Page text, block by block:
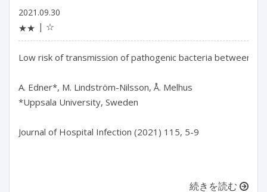
2021.09.30
★★
☆
Low risk of transmission of pathogenic bacteria between
A. Edner*, M. Lindström-Nilsson, Å. Melhus
*Uppsala University, Sweden
Journal of Hospital Infection (2021) 115, 5-9
続きを読む